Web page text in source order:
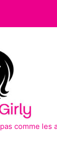
comme les